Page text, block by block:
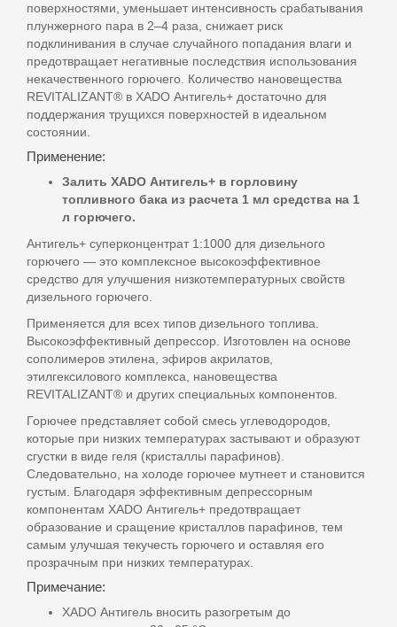
поверхностями, уменьшает интенсивность срабатывания
плунжерного пара в 2–4 раза, снижает риск
подклинивания в случае случайного попадания влаги и
предотвращает негативные последствия использования
некачественного горючего. Количество нановещества
REVITALIZANT® в XADO Антигель+ достаточно для
поддержания трущихся поверхностей в идеальном
состоянии.
Применение:
Залить XADO Антигель+ в горловину
топливного бака из расчета 1 мл средства на 1
л горючего.
Антигель+ суперконцентрат 1:1000 для дизельного
горючего — это комплексное высокоэффективное
средство для улучшения низкотемпературных свойств
дизельного горючего.
Применяется для всех типов дизельного топлива.
Высокоэффективный депрессор. Изготовлен на основе
сополимеров этилена, эфиров акрилатов,
этилгексилового комплекса, нановещества
REVITALIZANT® и других специальных компонентов.
Горючее представляет собой смесь углеводородов,
которые при низких температурах застывают и образуют
сгустки в виде геля (кристаллы парафинов).
Следовательно, на холоде горючее мутнеет и становится
густым. Благодаря эффективным депрессорным
компонентам XADO Антигель+ предотвращает
образование и сращение кристаллов парафинов, тем
самым улучшая текучесть горючего и оставляя его
прозрачным при низких температурах.
Примечание:
XADO Антигель вносить разогретым до